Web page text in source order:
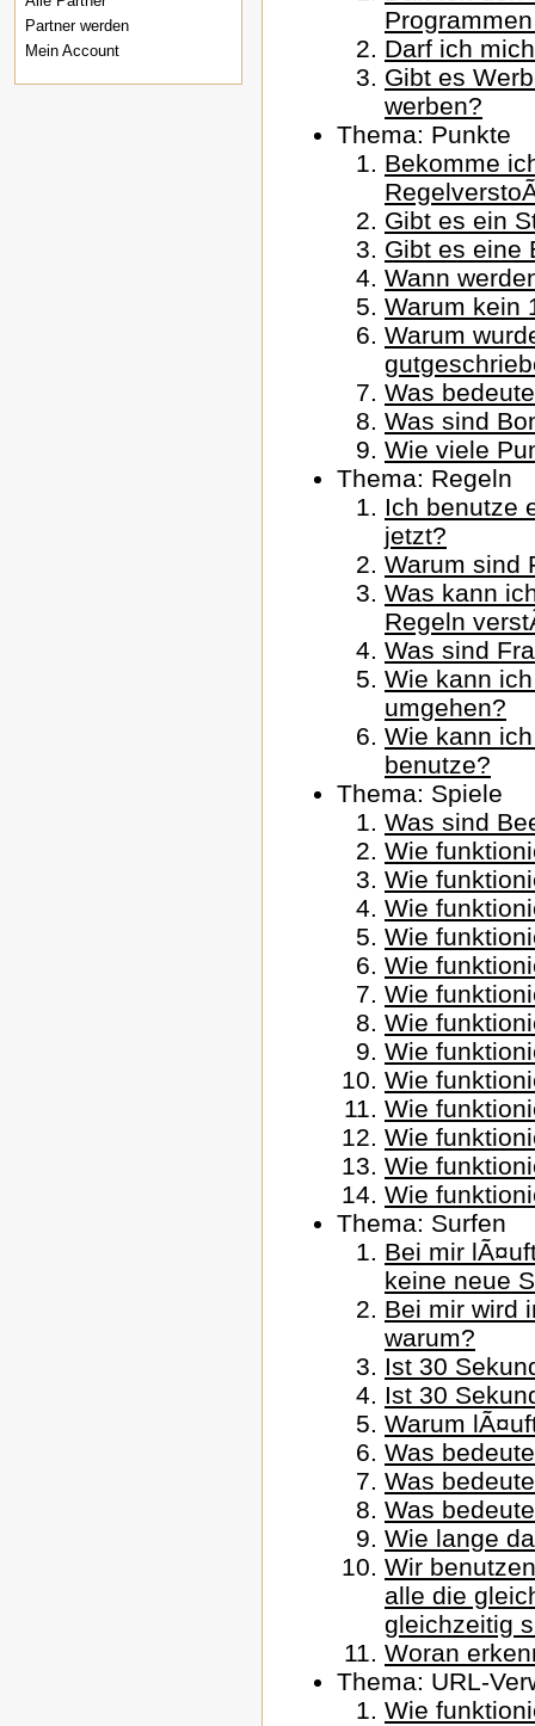
Partner werden
Mein Account
Darf ich
Gibt es
werben?
Thema: Punkte
Bekomme
Gibt es ein
Gibt es eine
Wann
Warum kein
Warum
Was
Was sind
Wie viele
Thema: Regeln
Ich benutze
jetzt?
Warum sind
Was kann
Regeln
Was sind
Wie kann
umgehen?
Wie kann
benutze?
Thema: Spiele
Was sind
Wie
Wie
Wie
Wie
Wie
Wie
Wie
Wie
Wie
Wie
Wie
Wie
Wie
Thema: Surfen
Bei mir
keine neue
Bei mir wird
warum?
Ist 30
Ist 30
Warum
Was
Was
Was
Wie lange
Wir
alle die
gleichzeitig
Woran
Thema: URL-
Wie